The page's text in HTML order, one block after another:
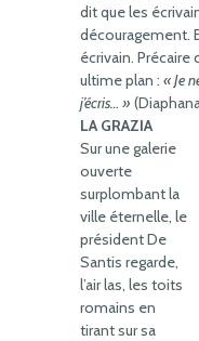
dit que les
découragement.
écrivain. Précaire
ultime plan : « Je
j’écris… »
LA GRAZIA
Sur une galerie
ouverte
surplombant la
ville éternelle, le
président De
Santis regarde,
l’air las, les toits
romains en
tirant sur sa